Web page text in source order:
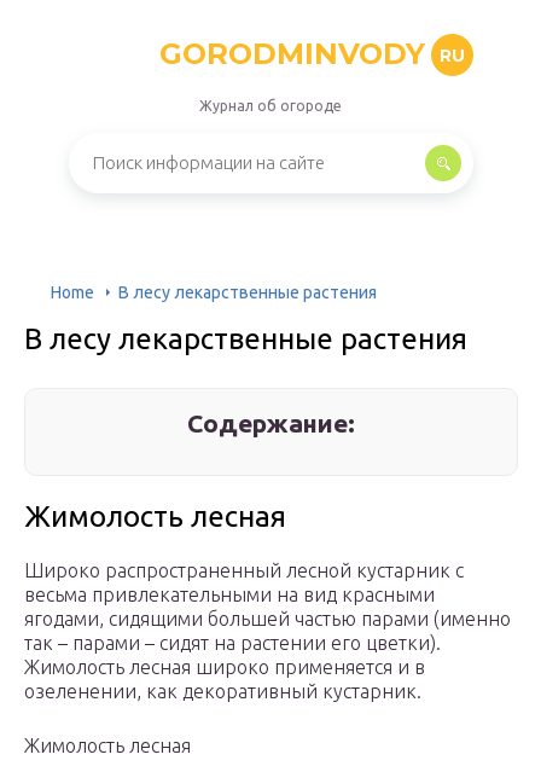
GORODMINVODY RU
Журнал об огороде
Home В лесу лекарственные растения
В лесу лекарственные растения
Содержание:
Жимолость лесная
Широко распространенный лесной кустарник с
весьма привлекательными на вид красными
ягодами, сидящими большей частью парами (именно
так – парами – сидят на растении его цветки).
Жимолость лесная широко применяется и в
озеленении, как декоративный кустарник.
Жимолость лесная